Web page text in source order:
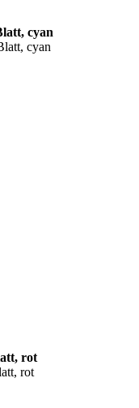
cyan
rot